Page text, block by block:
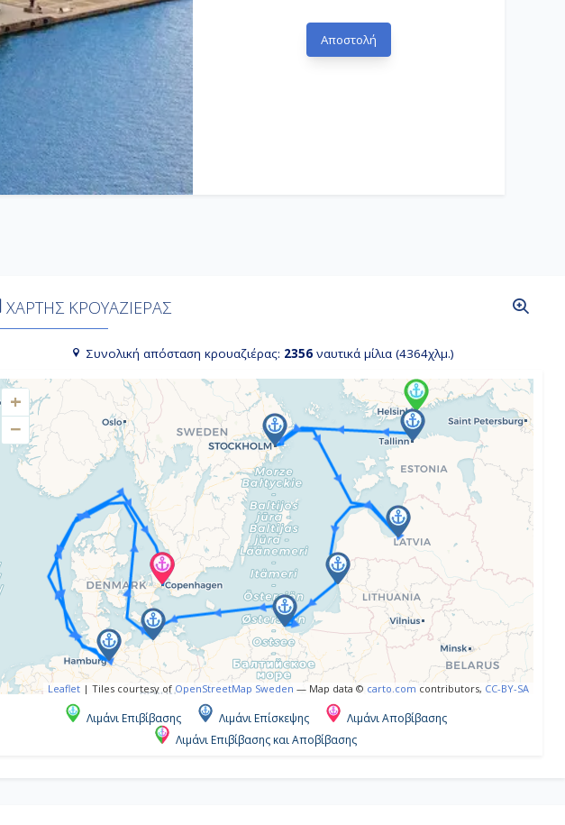
ΧΑΡΤΗΣ ΚΡΟΥΑΖΙΕΡΑΣ
Συνολική απόσταση κρουαζιέρας: 2356 ναυτικά μίλια (4364χλμ.)
+
−
Leaflet | Tiles courtesy of OpenStreetMap Sweden — Map data © carto.com contributors, CC-BY-SA
Λιμάνι Επιβίβασης Λιμάνι Επίσκεψης
Λιμάνι Αποβίβασης
Λιμάνι Επιβίβασης και Αποβίβασης